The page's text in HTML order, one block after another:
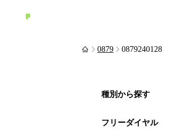
0879 0879240128
種別から探す
フリーダイヤル